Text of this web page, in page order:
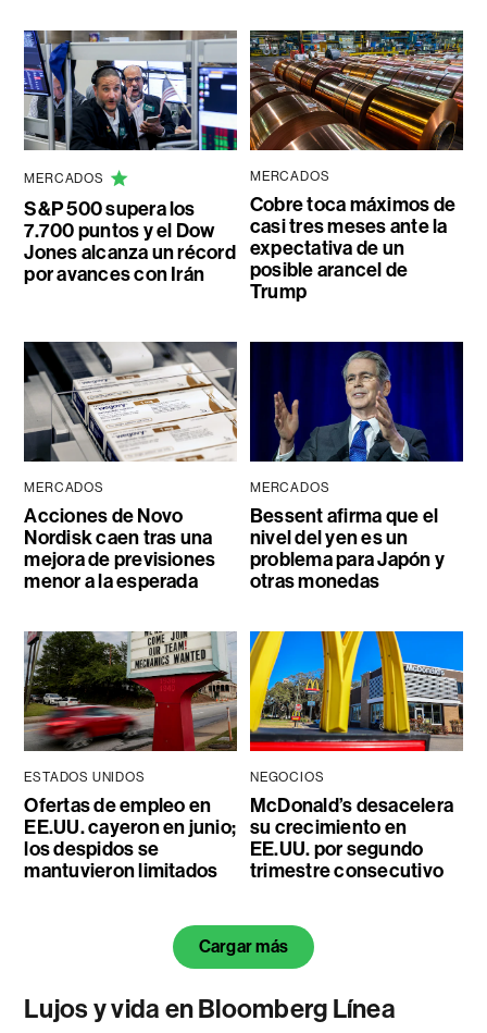
MERCADOS
S&P 500 supera los
7.700 puntos y el Dow
Jones alcanza un récord
por avances con Irán
MERCADOS
Cobre toca máximos de
casi tres meses ante la
expectativa de un
posible arancel de
Trump
MERCADOS
Acciones de Novo
Nordisk caen tras una
mejora de previsiones
menor a la esperada
MERCADOS
Bessent afirma que el
nivel del yen es un
problema para Japón y
otras monedas
ESTADOS UNIDOS
Ofertas de empleo en
EE.UU. cayeron en junio;
los despidos se
mantuvieron limitados
NEGOCIOS
McDonald’s desacelera
su crecimiento en
EE.UU. por segundo
trimestre consecutivo
Cargar más
Lujos y vida en Bloomberg Línea